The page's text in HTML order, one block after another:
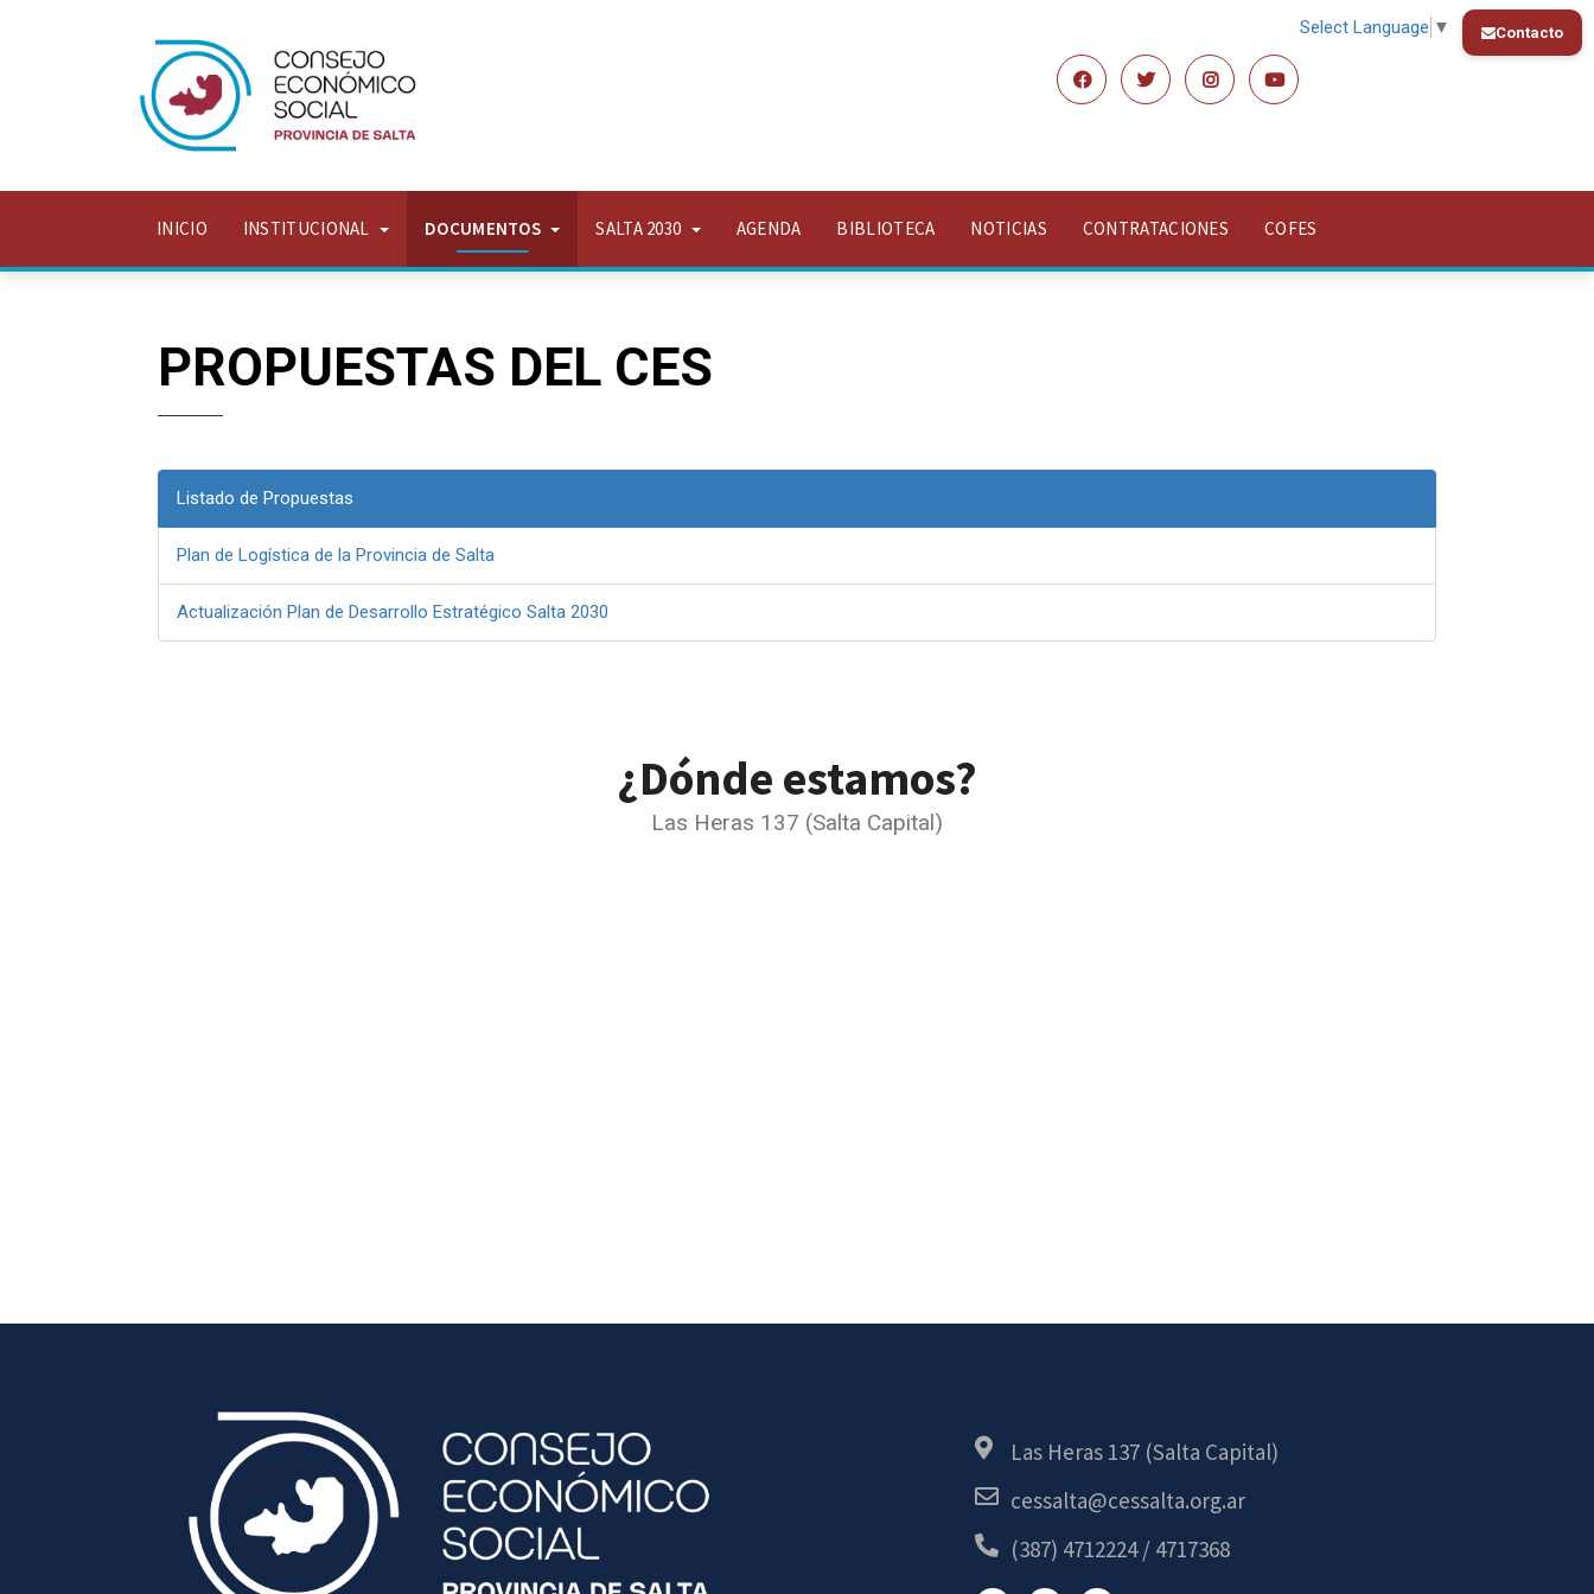
Contacto
Select Language ▼
INICIO INSTITUCIONAL DOCUMENTOS SALTA 2030 AGENDA BIBLIOTECA NOTICIAS CONTRATACIONES COFES
PROPUESTAS DEL CES
Listado de Propuestas
Plan de Logística de la Provincia de Salta
Actualización Plan de Desarrollo Estratégico Salta 2030
¿Dónde estamos?
Las Heras 137 (Salta Capital)
Las Heras 137 (Salta Capital)
cessalta@cessalta.org.ar
(387) 4712224 / 4717368